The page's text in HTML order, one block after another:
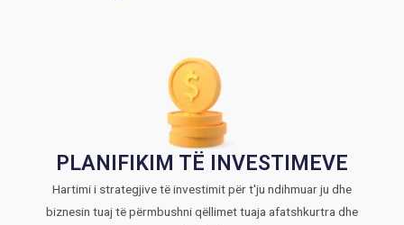
PLANIFIKIM TË INVESTIMEVE
Hartimi i strategjive të investimit për t'ju ndihmuar ju dhe
biznesin tuaj të përmbushni qëllimet tuaja afatshkurtra dhe